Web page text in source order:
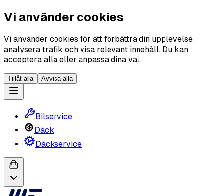
Vi använder cookies
Vi använder cookies för att förbättra din upplevelse,
analysera trafik och visa relevant innehåll. Du kan
acceptera alla eller anpassa dina val.
Tillåt alla Avvisa alla
Bilservice
Däck
Däckservice